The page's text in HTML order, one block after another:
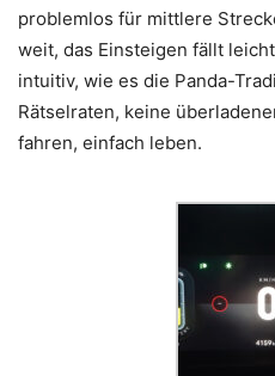
problemlos für mittlere
weit, das Einsteigen fällt
intuitiv, wie es die Panda-
Rätselraten, keine
fahren, einfach leben.